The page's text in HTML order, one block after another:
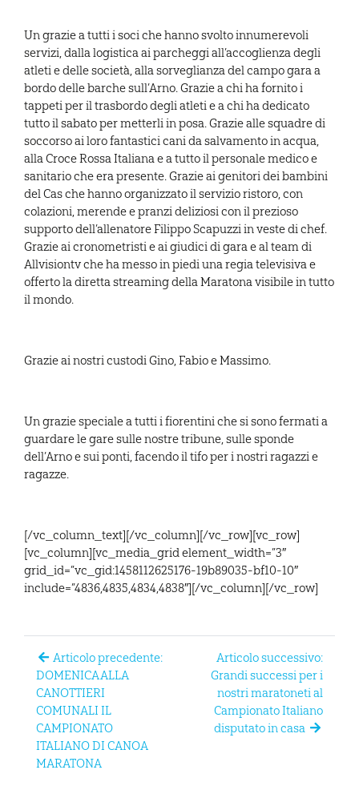
Un grazie a tutti i soci che hanno svolto innumerevoli
servizi, dalla logistica ai parcheggi all’accoglienza degli
atleti e delle società, alla sorveglianza del campo gara a
bordo delle barche sull’Arno. Grazie a chi ha fornito i
tappeti per il trasbordo degli atleti e a chi ha dedicato
tutto il sabato per metterli in posa. Grazie alle squadre di
soccorso ai loro fantastici cani da salvamento in acqua,
alla Croce Rossa Italiana e a tutto il personale medico e
sanitario che era presente. Grazie ai genitori dei bambini
del Cas che hanno organizzato il servizio ristoro, con
colazioni, merende e pranzi deliziosi con il prezioso
supporto dell’allenatore Filippo Scapuzzi in veste di chef.
Grazie ai cronometristi e ai giudici di gara e al team di
Allvisiontv che ha messo in piedi una regia televisiva e
offerto la diretta streaming della Maratona visibile in tutto
il mondo.
Grazie ai nostri custodi Gino, Fabio e Massimo.
Un grazie speciale a tutti i fiorentini che si sono fermati a
guardare le gare sulle nostre tribune, sulle sponde
dell’Arno e sui ponti, facendo il tifo per i nostri ragazzi e
ragazze.
[/vc_column_text][/vc_column][/vc_row][vc_row]
[vc_column][vc_media_grid element_width=”3″
grid_id=”vc_gid:1458112625176-19b89035-bf10-10″
include=”4836,4835,4834,4838″][/vc_column][/vc_row]
Articolo precedente:
DOMENICA ALLA
CANOTTIERI
COMUNALI IL
CAMPIONATO
ITALIANO DI CANOA
MARATONA
Articolo successivo:
Grandi successi per i
nostri maratoneti al
Campionato Italiano
disputato in casa